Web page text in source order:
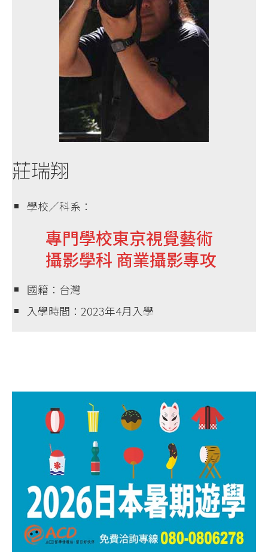
莊瑞翔
學校／科系：
專門學校東京視覺藝術
攝影學科 商業攝影專攻
國籍：台灣
入學時間：2023年4月入學